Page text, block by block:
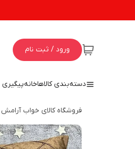
ورود / ثبت نام
دسته‌بندی کالاهاخانه
فروشگاه کالای خواب آرامش